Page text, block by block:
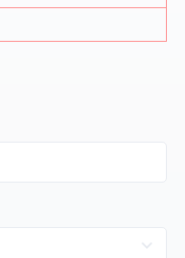
keyboard_arrow_down